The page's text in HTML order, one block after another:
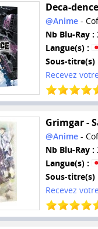
Deca-
@Anime-
Nb Blu-Ray :
Langue(s) :
Sous-titre(s)
Recevez
Grimgar -
@Anime-
Nb Blu-Ray :
Langue(s) :
Sous-titre(s)
Recevez